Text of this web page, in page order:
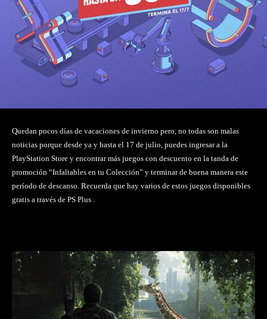
Quedan pocos días de vacaciones de invierno pero, no todas son malas
noticias porque desde ya y hasta el 17 de julio, puedes ingresar a la
PlayStation Store y encontrar más juegos con descuento en la tanda de
promoción “Infaltables en tu Colección” y terminar de buena manera este
período de descanso. Recuerda que hay varios de estos juegos disponibles
gratis a través de PS Plus .